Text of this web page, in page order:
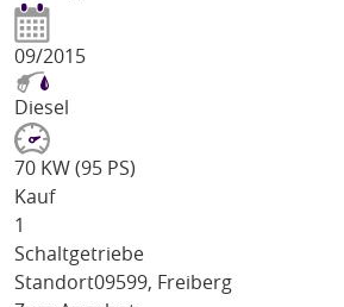
09/2015
Diesel
70 KW (95 PS)
Kauf
1
Schaltgetriebe
Standort09599, Freiberg